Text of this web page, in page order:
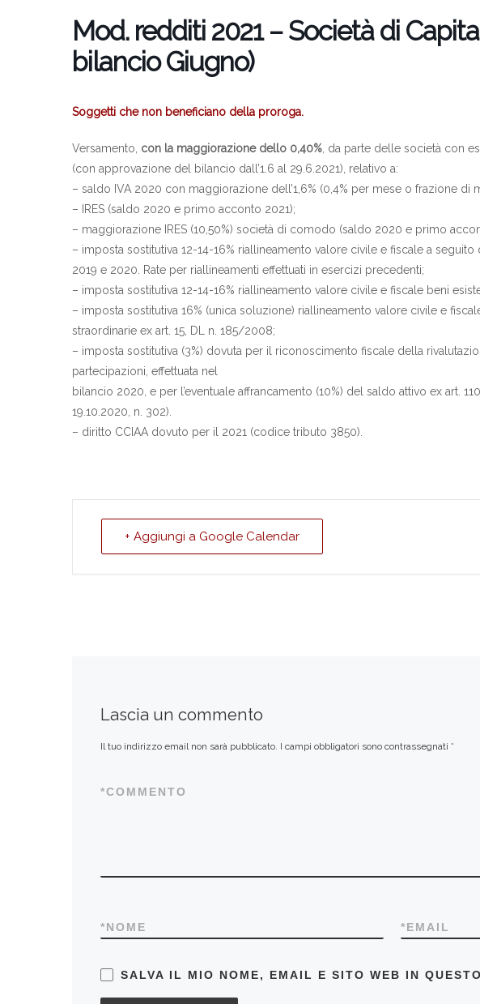
Mod. redditi 2021 – Società di
bilancio Giugno)
Soggetti che non beneficiano della proroga.
Versamento, con la maggiorazione dello 0,40%, da parte delle società con
(con approvazione del bilancio dall’1.6 al 29.6.2021), relativo a:
– saldo IVA 2020 con maggiorazione dell’1,6% (0,4% per mese o frazione di
– IRES (saldo 2020 e primo acconto 2021);
– maggiorazione IRES (10,50%) società di comodo (saldo 2020 e primo
– imposta sostitutiva 12-14-16% riallineamento valore civile e fiscale a
2019 e 2020. Rate per riallineamenti effettuati in esercizi precedenti;
– imposta sostitutiva 12-14-16% riallineamento valore civile e fiscale beni
– imposta sostitutiva 16% (unica soluzione) riallineamento valore civile e
straordinarie ex art. 15, DL n. 185/2008;
– imposta sostitutiva (3%) dovuta per il riconoscimento fiscale della
partecipazioni, effettuata nel
bilancio 2020, e per l’eventuale affrancamento (10%) del saldo attivo ex art.
19.10.2020, n. 302).
– diritto CCIAA dovuto per il 2021 (codice tributo 3850).
+ Aggiungi a Google Calendar
Lascia un commento
Il tuo indirizzo email non sarà pubblicato. I campi obbligatori sono contrassegnati *
COMMENTO
*
NOME
* EMAIL
*
SALVA IL MIO NOME, EMAIL E SITO WEB IN